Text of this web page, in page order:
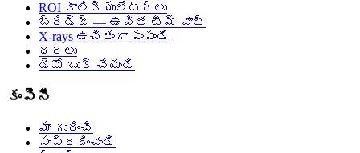
ROI కాలిక్యులేటర్లు
బ్రిడ్జ్ — ఉచిత టీమ్ చాట్
X-rays ఉచితంగా పంపండి
ధరలు
డెమో బుక్ చేయండి
కంపెనీ
మా గురించి
సంప్రదించండి